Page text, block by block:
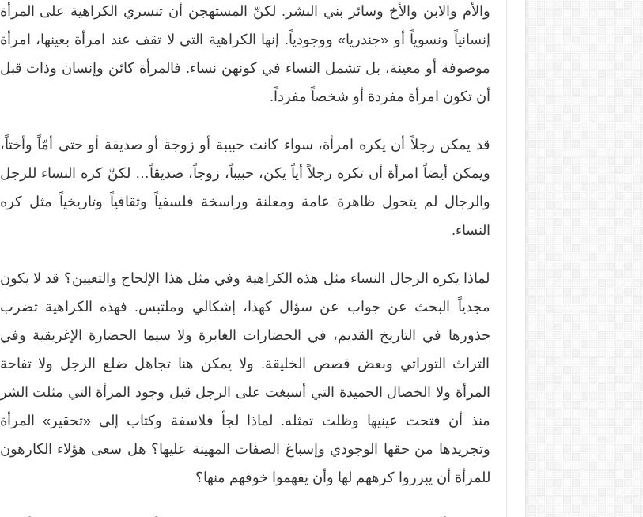
والأم والابن والأخ وسائر بني البشر. لكنّ المستهجن أن تنسري الكراهية على المرأة
إنسانياً ونسوياً أو «جندريا» ووجودياً. إنها الكراهية التي لا تقف عند امرأة بعينها، امرأة
موصوفة أو معينة، بل تشمل النساء في كونهن نساء. فالمرأة كائن وإنسان وذات قبل
أن تكون امرأة مفردة أو شخصاً مفرداً.
قد يمكن رجلاً أن يكره امرأة، سواء كانت حبيبة أو زوجة أو صديقة أو حتى أمّاً وأختاً،
ويمكن أيضاً امرأة أن تكره رجلاً أياً يكن، حبيباً، زوجاً، صديقاً… لكنّ كره النساء للرجل
والرجال لم يتحول ظاهرة عامة ومعلنة وراسخة فلسفياً وثقافياً وتاريخياً مثل كره
النساء.
لماذا يكره الرجال النساء مثل هذه الكراهية وفي مثل هذا الإلحاح والتعيين؟ قد لا يكون
مجدياً البحث عن جواب عن سؤال كهذا، إشكالي وملتبس. فهذه الكراهية تضرب
جذورها في التاريخ القديم، في الحضارات الغابرة ولا سيما الحضارة الإغريقية وفي
التراث التوراتي وبعض قصص الخليقة. ولا يمكن هنا تجاهل ضلع الرجل ولا تفاحة
المرأة ولا الخصال الحميدة التي أسبغت على الرجل قبل وجود المرأة التي مثلت الشر
منذ أن فتحت عينيها وظلت تمثله. لماذا لجأ فلاسفة وكتاب إلى «تحقير» المرأة
وتجريدها من حقها الوجودي وإسباغ الصفات المهينة عليها؟ هل سعى هؤلاء الكارهون
للمرأة أن يبرروا كرههم لها وأن يفهموا خوفهم منها؟